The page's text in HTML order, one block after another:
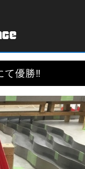
て優勝‼︎